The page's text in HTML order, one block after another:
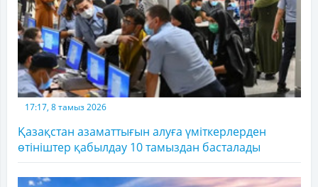
17:17, 8 тамыз 2026
Қазақстан азаматтығын алуға үміткерлерден
өтініштер қабылдау 10 тамыздан басталады